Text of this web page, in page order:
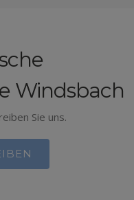
Windsbach
Sie uns.